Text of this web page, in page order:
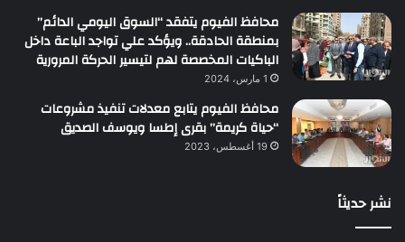
محافظ الفيوم يتفقد “السوق اليومي الدائم”
بمنطقة الحادقة.. ويؤكد علي تواجد الباعة داخل
الباكيات المخصصة لهم لتيسير الحركة المرورية
1 مارس، 2024
محافظ الفيوم يتابع معدلات تنفيذ مشروعات
“حياة كريمة” بقرى إطسا ويوسف الصديق
19 أغسطس، 2023
نشر حديثاً